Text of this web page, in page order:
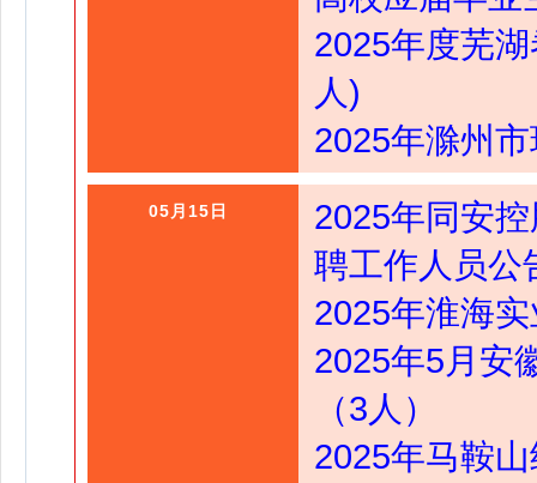
2025年度芜
人)
2025年滁州
05月15日
2025年同安
聘工作人员公
2025年淮海
2025年5月安
（3人）
2025年马鞍